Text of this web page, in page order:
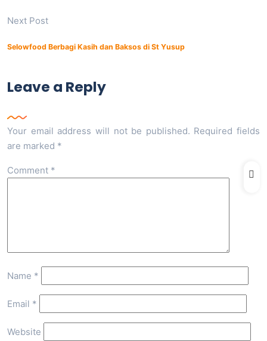
Next Post
Selowfood Berbagi Kasih dan Baksos di St Yusup
Leave a Reply
Your email address will not be published. Required fields
are marked *
Comment *
Name *
Email *
Website